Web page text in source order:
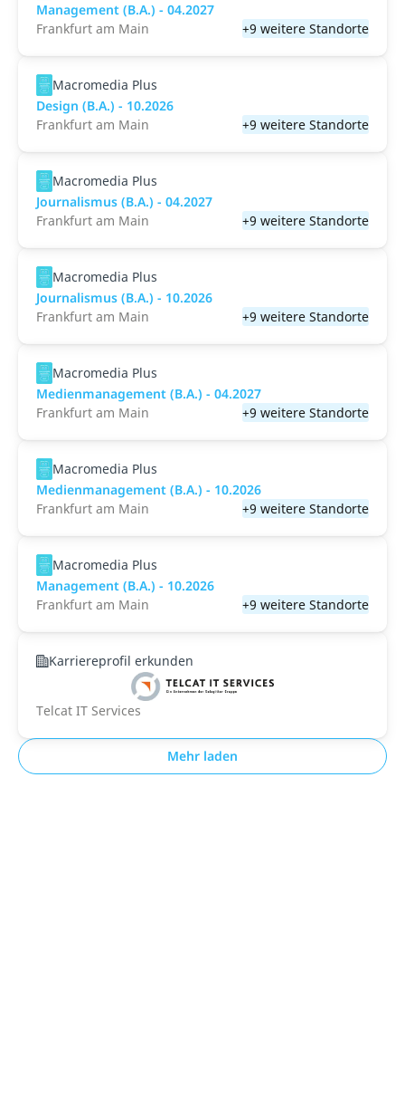
Management (B.A.) - 04.2027
Frankfurt am Main
+9 weitere Standorte
Macromedia Plus
Design (B.A.) - 10.2026
Frankfurt am Main
+9 weitere Standorte
Macromedia Plus
Journalismus (B.A.) - 04.2027
Frankfurt am Main
+9 weitere Standorte
Macromedia Plus
Journalismus (B.A.) - 10.2026
Frankfurt am Main
+9 weitere Standorte
Macromedia Plus
Medienmanagement (B.A.) - 04.2027
Frankfurt am Main
+9 weitere Standorte
Macromedia Plus
Medienmanagement (B.A.) - 10.2026
Frankfurt am Main
+9 weitere Standorte
Macromedia Plus
Management (B.A.) - 10.2026
Frankfurt am Main
+9 weitere Standorte
Karriereprofil erkunden
Telcat IT Services
Mehr laden